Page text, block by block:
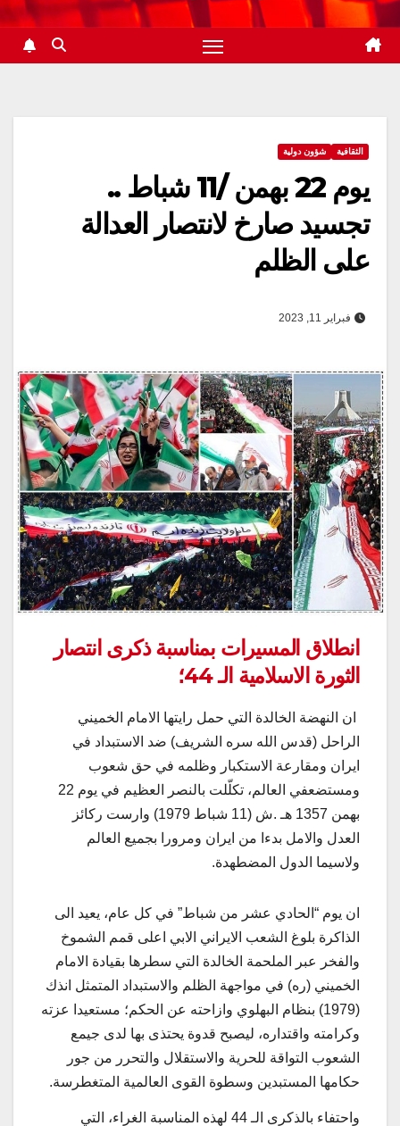
الثقافية شؤون دولية
يوم 22 بهمن /11 شباط ..
تجسيد صارخ لانتصار العدالة
على الظلم
فبراير 11, 2023
انطلاق المسيرات بمناسبة ذكرى انتصار
الثورة الاسلامية الـ 44؛
ان النهضة الخالدة التي حمل رايتها الامام الخميني
الراحل (قدس الله سره الشريف) ضد الاستبداد في
ايران ومقارعة الاستكبار وظلمه في حق شعوب
ومستضعفي العالم، تكلّلت بالنصر العظيم في يوم 22
بهمن 1357 هـ .ش (11 شباط 1979) وارست ركائز
العدل والامل بدءا من ايران ومرورا بجميع العالم
ولاسيما الدول المضطهدة.
ان يوم “الحادي عشر من شباط” في كل عام، يعيد الى
الذاكرة بلوغ الشعب الايراني الابي اعلى قمم الشموخ
والفخر عبر الملحمة الخالدة التي سطرها بقيادة الامام
الخميني (ره) في مواجهة الظلم والاستبداد المتمثل انذك
(1979) بنظام البهلوي وازاحته عن الحكم؛ مستعيدا عزته
وكرامته واقتداره، ليصبح قدوة يحتذى بها لدى جيمع
الشعوب التواقة للحرية والاستقلال والتحرر من جور
حكامها المستبدين وسطوة القوى العالمية المتغطرسة.
واحتفاء بالذكرى الـ 44 لهذه المناسبة الغراء، التي